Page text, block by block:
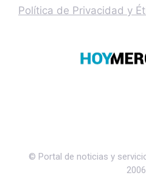
Política de Privacidad y
© Portal de noticias y
2006